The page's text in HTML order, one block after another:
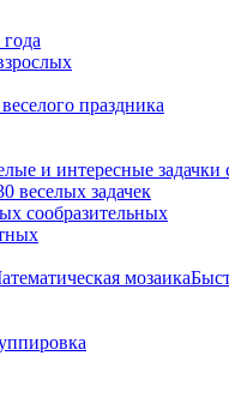
праздника
и интересные задачки
веселых задачек
сообразительных
мозаика